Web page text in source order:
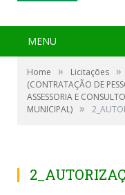
MENU
Home » Licitações »
(CONTRATAÇÃO DE
ASSESSORIA E
MUNICIPAL) »